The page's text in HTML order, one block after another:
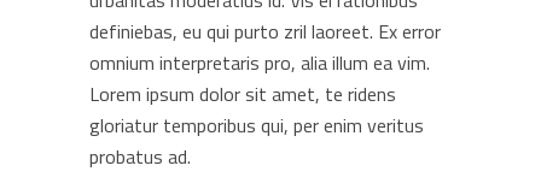
definiebas, eu qui purto zril laoreet. Ex error
omnium interpretaris pro, alia illum ea vim.
Lorem ipsum dolor sit amet, te ridens
gloriatur temporibus qui, per enim veritus
probatus ad.